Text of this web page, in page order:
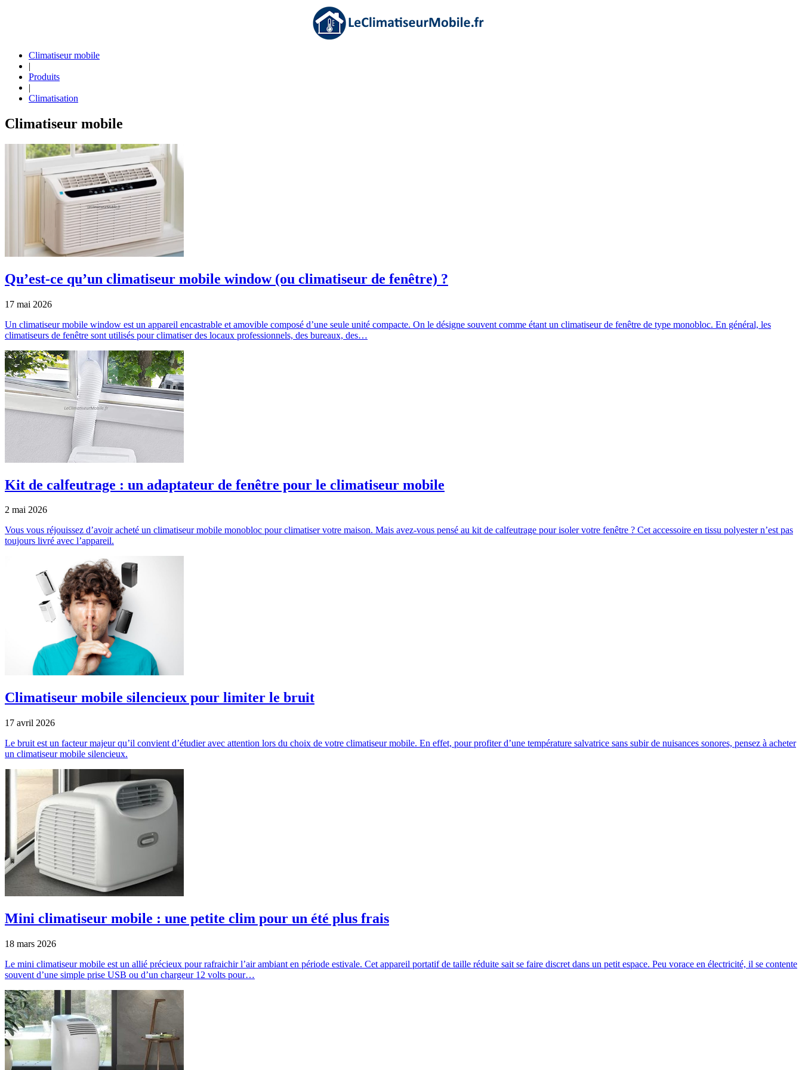
Climatiseur mobile
|
Produits
|
Climatisation
Climatiseur mobile
Qu’est-ce qu’un climatiseur mobile window (ou climatiseur de fenêtre) ?
17 mai 2026
Un climatiseur mobile window est un appareil encastrable et amovible composé d’une seule unité compacte. On le désigne souvent comme étant un climatiseur de fenêtre de type monobloc. En général, les
climatiseurs de fenêtre sont utilisés pour climatiser des locaux professionnels, des bureaux, des…
Kit de calfeutrage : un adaptateur de fenêtre pour le climatiseur mobile
2 mai 2026
Vous vous réjouissez d’avoir acheté un climatiseur mobile monobloc pour climatiser votre maison. Mais avez-vous pensé au kit de calfeutrage pour isoler votre fenêtre ? Cet accessoire en tissu polyester n’est pas
toujours livré avec l’appareil.
Climatiseur mobile silencieux pour limiter le bruit
17 avril 2026
Le bruit est un facteur majeur qu’il convient d’étudier avec attention lors du choix de votre climatiseur mobile. En effet, pour profiter d’une température salvatrice sans subir de nuisances sonores, pensez à acheter
un climatiseur mobile silencieux.
Mini climatiseur mobile : une petite clim pour un été plus frais
18 mars 2026
Le mini climatiseur mobile est un allié précieux pour rafraichir l’air ambiant en période estivale. Cet appareil portatif de taille réduite sait se faire discret dans un petit espace. Peu vorace en électricité, il se contente
souvent d’une simple prise USB ou d’un chargeur 12 volts pour…